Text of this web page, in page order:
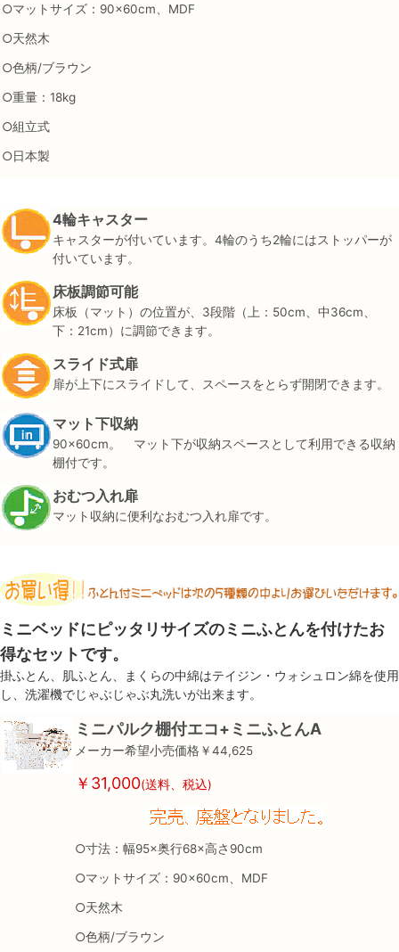
○マットサイズ：90×60cm、MDF
○天然木
○色柄/ブラウン
○重量：18kg
○組立式
○日本製
4輪キャスター
キャスターが付いています。4輪のうち2輪にはストッパーが
付いています。
床板調節可能
床板（マット）の位置が、3段階（上：50cm、中36cm、
下：21cm）に調節できます。
スライド式扉
扉が上下にスライドして、スペースをとらず開閉できます。
マット下収納
90×60cm。 マット下が収納スペースとして利用できる収納
棚付です。
おむつ入れ扉
マット収納に便利なおむつ入れ扉です。
ミニベッドにピッタリサイズのミニふとんを付けたお
得なセットです。
掛ふとん、肌ふとん、まくらの中綿はテイジン・ウォシュロン綿を使用
し、洗濯機でじゃぶじゃぶ丸洗いが出来ます。
ミニパルク棚付エコ+ミニふとんA
メーカー希望小売価格￥44,625
￥31,000(送料、税込)
○寸法：幅95×奥行68×高さ90cm
○マットサイズ：90×60cm、MDF
○天然木
○色柄/ブラウン